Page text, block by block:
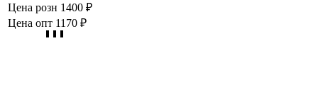
Цена розн 1400 ₽
Цена опт 1170 ₽